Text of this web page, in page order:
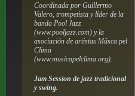
Coordinada por Guillermo
Valero, trompetista y líder de la
banda Pool Jazz
(www.pooljazz.com) y la
asociación de artistas Músca pel
Clima
(www.musicapelclima.org).
Jam Session de jazz tradicional
y swing.